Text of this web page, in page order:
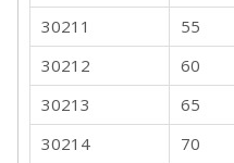
30211
55
30212
60
30213
65
30214
70